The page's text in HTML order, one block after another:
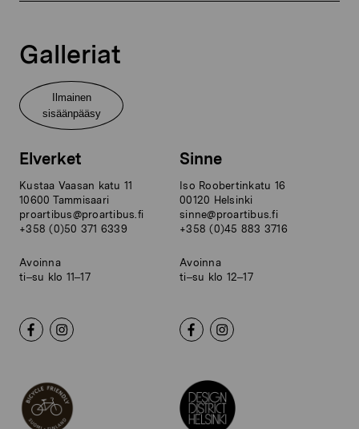
Galleriat
Ilmainen
sisäänpääsy
Elverket
Kustaa Vaasan katu 11
10600 Tammisaari
proartibus@proartibus.fi
+358 (0)50 371 6339
Avoinna
ti–su klo 11–17
Sinne
Iso Roobertinkatu 16
00120 Helsinki
sinne@proartibus.fi
+358 (0)45 883 3716
Avoinna
ti–su klo 12–17